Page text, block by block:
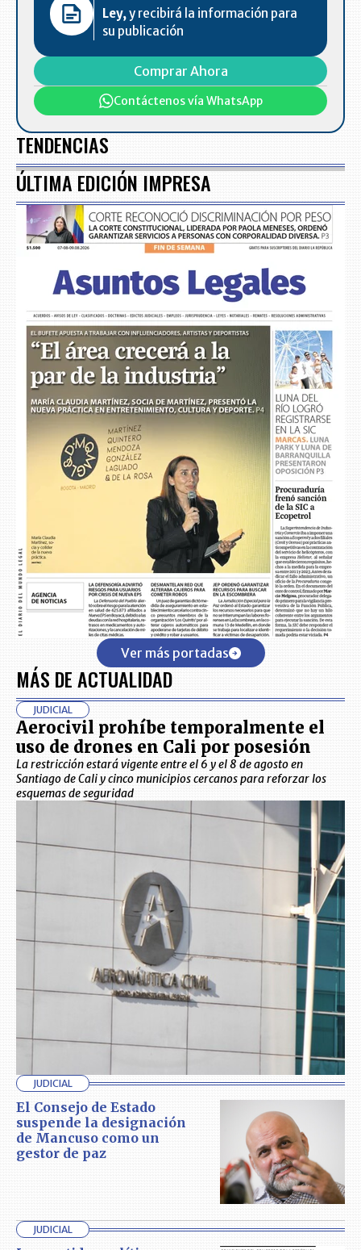
Ley,y recibirá la información para
su publicación
Comprar Ahora
Contáctenos vía WhatsApp
TENDENCIAS
ÚLTIMA EDICIÓN IMPRESA
Ver más portadas
MÁS DE ACTUALIDAD
JUDICIAL
Aerocivil prohíbe temporalmente el
uso de drones en Cali por posesión
La restricción estará vigente entre el 6 y el 8 de agosto en
Santiago de Cali y cinco municipios cercanos para reforzar los
esquemas de seguridad
JUDICIAL
El Consejo de Estado
suspende la designación
de Mancuso como un
gestor de paz
JUDICIAL